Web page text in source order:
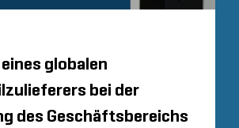
globalen
bei der
des Geschäftsbereichs